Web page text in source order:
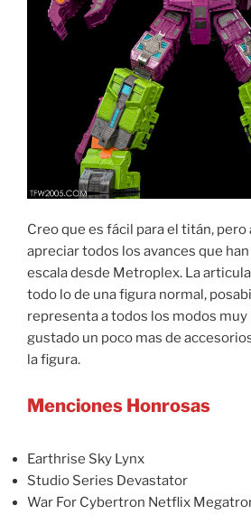
Creo que es fácil para el titán, pero
apreciar todos los avances que
escala desde Metroplex. La
todo lo de una figura normal,
representa a todos los modos
gustado un poco mas de
la figura.
Menciones Honrosas
Earthrise Sky Lynx
Studio Series Devastator
War For Cybertron Netflix